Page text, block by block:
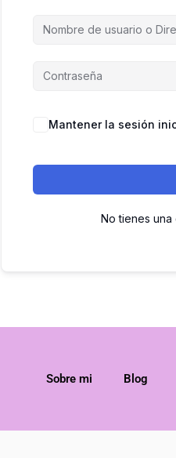
Mantener la sesión
No tienes una
Sobre mi Blog